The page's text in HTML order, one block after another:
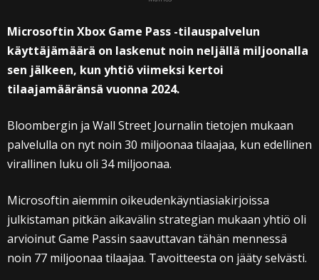
Microsoftin Xbox Game Pass -tilauspalvelun
käyttäjämäärä on laskenut noin neljällä miljoonalla
sen jälkeen, kun yhtiö viimeksi kertoi
tilaajamääränsä vuonna 2024.
Bloombergin ja Wall Street Journalin tietojen mukaan
palvelulla on nyt noin 30 miljoonaa tilaajaa, kun edellinen
virallinen luku oli 34 miljoonaa.
Microsoftin aiemmin oikeudenkäyntiasiakirjoissa
julkistaman pitkän aikavälin strategian mukaan yhtiö oli
arvioinut Game Passin saavuttavan tähän mennessä
noin 77 miljoonaa tilaajaa. Tavoitteesta on jääty selvästi.